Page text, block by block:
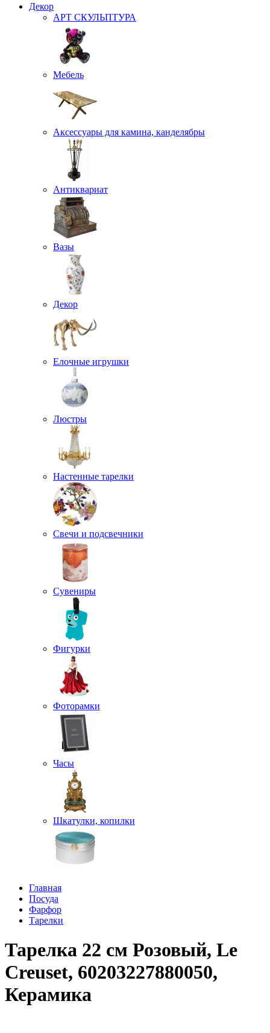
Декор
АРТ СКУЛЬПТУРА
Мебель
Аксессуары для камина, канделябры
Антиквариат
Вазы
Декор
Елочные игрушки
Люстры
Настенные тарелки
Свечи и подсвечники
Сувениры
Фигурки
Фоторамки
Часы
Шкатулки, копилки
Главная
Посуда
Фарфор
Тарелки
Тарелка 22 см Розовый, Le
Creuset, 60203227880050,
Керамика